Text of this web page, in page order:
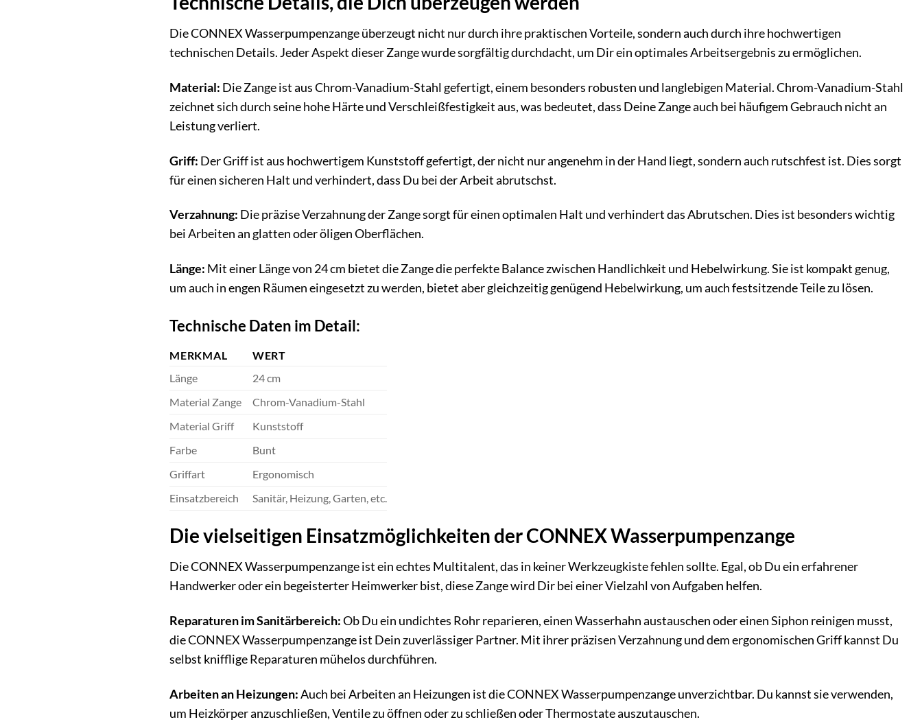
Die CONNEX Wasserpumpenzange überzeugt nicht nur durch ihre praktischen Vorteile, sondern auch durch ihre hochwertigen
technischen Details. Jeder Aspekt dieser Zange wurde sorgfältig durchdacht, um Dir ein optimales Arbeitsergebnis zu ermöglichen.
Material: Die Zange ist aus Chrom-Vanadium-Stahl gefertigt, einem besonders robusten und langlebigen Material. Chrom-Vanadium-Stahl
zeichnet sich durch seine hohe Härte und Verschleißfestigkeit aus, was bedeutet, dass Deine Zange auch bei häufigem Gebrauch nicht an
Leistung verliert.
Griff: Der Griff ist aus hochwertigem Kunststoff gefertigt, der nicht nur angenehm in der Hand liegt, sondern auch rutschfest ist. Dies sorgt
für einen sicheren Halt und verhindert, dass Du bei der Arbeit abrutschst.
Verzahnung: Die präzise Verzahnung der Zange sorgt für einen optimalen Halt und verhindert das Abrutschen. Dies ist besonders wichtig
bei Arbeiten an glatten oder öligen Oberflächen.
Länge: Mit einer Länge von 24 cm bietet die Zange die perfekte Balance zwischen Handlichkeit und Hebelwirkung. Sie ist kompakt genug,
um auch in engen Räumen eingesetzt zu werden, bietet aber gleichzeitig genügend Hebelwirkung, um auch festsitzende Teile zu lösen.
Technische Daten im Detail:
MERKMAL
WERT
Länge
24 cm
Material Zange
Chrom-Vanadium-Stahl
Material Griff
Kunststoff
Farbe
Bunt
Griffart
Ergonomisch
Einsatzbereich
Sanitär, Heizung, Garten, etc.
Die vielseitigen Einsatzmöglichkeiten der CONNEX Wasserpumpenzange
Die CONNEX Wasserpumpenzange ist ein echtes Multitalent, das in keiner Werkzeugkiste fehlen sollte. Egal, ob Du ein erfahrener
Handwerker oder ein begeisterter Heimwerker bist, diese Zange wird Dir bei einer Vielzahl von Aufgaben helfen.
Reparaturen im Sanitärbereich:Ob Du ein undichtes Rohr reparieren, einen Wasserhahn austauschen oder einen Siphon reinigen musst,
die CONNEX Wasserpumpenzange ist Dein zuverlässiger Partner. Mit ihrer präzisen Verzahnung und dem ergonomischen Griff kannst Du
selbst knifflige Reparaturen mühelos durchführen.
Arbeiten an Heizungen:Auch bei Arbeiten an Heizungen ist die CONNEX Wasserpumpenzange unverzichtbar. Du kannst sie verwenden,
um Heizkörper anzuschließen, Ventile zu öffnen oder zu schließen oder Thermostate auszutauschen.